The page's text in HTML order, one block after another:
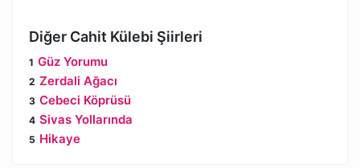
Diğer Cahit Külebi Şiirleri
Güz Yorumu
Zerdali Ağacı
Cebeci Köprüsü
Sivas Yollarında
Hikaye